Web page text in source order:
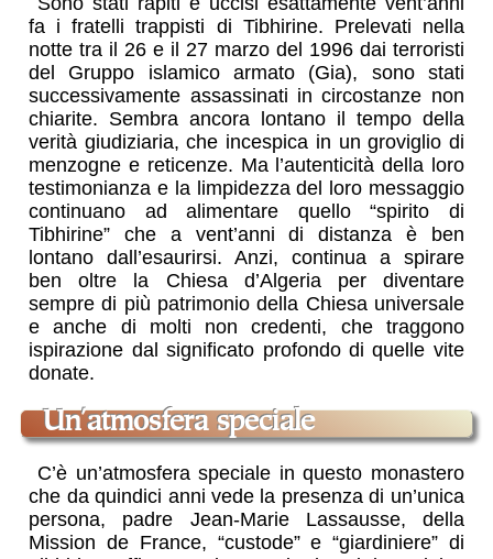
fa i fratelli trappisti di Tibhirine. Prelevati nella
notte tra il 26 e il 27 marzo del 1996 dai terroristi
del Gruppo islamico armato (Gia), sono stati
successivamente assassinati in circostanze non
chiarite. Sembra ancora lontano il tempo della
verità giudiziaria, che incespica in un groviglio di
menzogne e reticenze. Ma l’autenticità della loro
testimonianza e la limpidezza del loro messaggio
continuano ad alimentare quello “spirito di
Tibhirine” che a vent’anni di distanza è ben
lontano dall’esaurirsi. Anzi, continua a spirare
ben oltre la Chiesa d’Algeria per diventare
sempre di più patrimonio della Chiesa universale
e anche di molti non credenti, che traggono
ispirazione dal significato profondo di quelle vite
donate.
un'atmosfera speciale
C’è un’atmosfera speciale in questo monastero
che da quindici anni vede la presenza di un’unica
persona, padre Jean-Marie Lassausse, della
Mission de France, “custode” e “giardiniere” di